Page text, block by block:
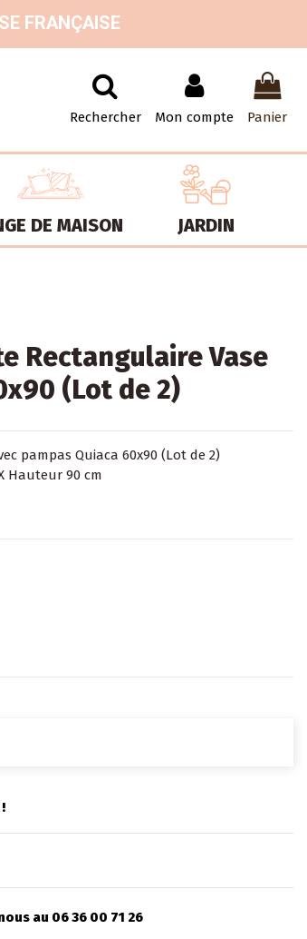
FRANÇAISE
Rechercher Mon compte Panier
DE MAISON JARDIN
Rectangulaire Vase
(Lot de 2)
pampas Quiaca 60x90 (Lot de 2)
Hauteur 90 cm
au 06 36 00 71 26